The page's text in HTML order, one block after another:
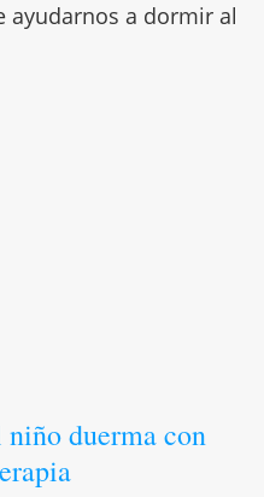
ayudarnos a dormir al
duerma con